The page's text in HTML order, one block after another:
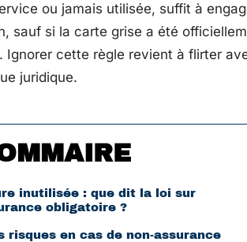
ou jamais utilisée, suffit à
sauf si la carte grise a été
Ignorer cette règle revient à flirter
juridique.
inutilisée : que dit la loi sur
obligatoire ?
risques en cas de non-assurance